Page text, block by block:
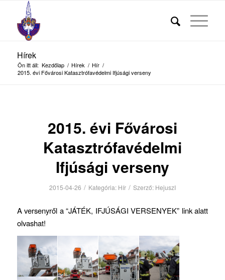
Hírek
Ön itt áll: Kezdőlap / Hírek / Hír /
2015. évi Fővárosi Katasztrófavédelmi Ifjúsági verseny
2015. évi Fővárosi
Katasztrófavédelmi
Ifjúsági verseny
2015-04-26 / Kategória: Hír / Szerző: HejuszI
A versenyről a “JÁTÉK, IFJÚSÁGI VERSENYEK” link alatt
olvashat!